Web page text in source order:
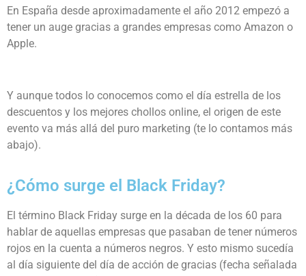
En España desde aproximadamente el año 2012 empezó a
tener un auge gracias a grandes empresas como Amazon o
Apple.
Y aunque todos lo conocemos como el día estrella de los
descuentos y los mejores chollos online, el origen de este
evento va más allá del puro marketing (te lo contamos más
abajo).
¿Cómo surge el Black Friday?
El término Black Friday surge en la década de los 60 para
hablar de aquellas empresas que pasaban de tener números
rojos en la cuenta a números negros. Y esto mismo sucedía
al día siguiente del día de acción de gracias (fecha señalada